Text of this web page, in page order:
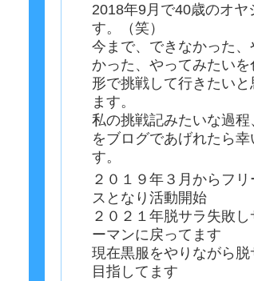
2018年9月で40歳のオヤ
す。（笑）
今まで、できなかった、
かった、やってみたいを
形で挑戦して行きたいと
ます。
私の挑戦記みたいな過程
をブログであげれたら幸
す。
２０１９年３月からフリ
スとなり活動開始
２０２１年脱サラ失敗し
ーマンに戻ってます
現在黒服をやりながら脱
目指してます